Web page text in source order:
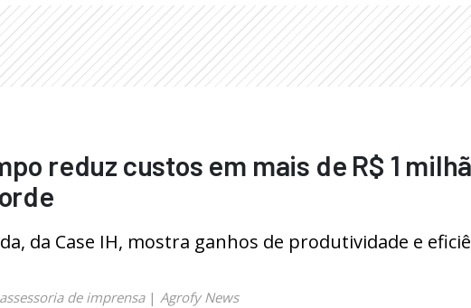
reduz custos em mais de R$ 1
da Case IH, mostra ganhos de produtividade e
de imprensa| Agrofy News